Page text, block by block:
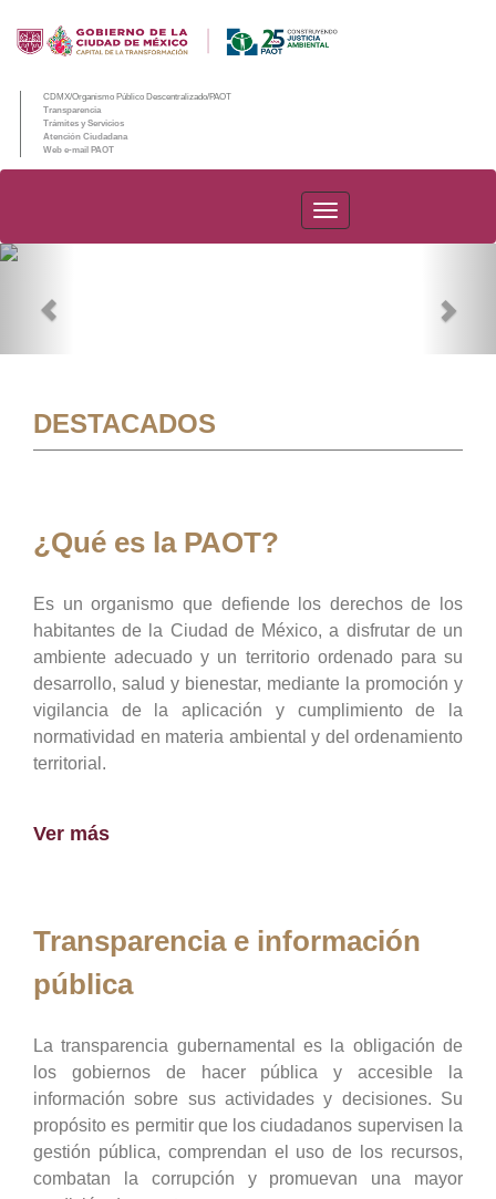
CDMX/Organismo Público Descentralizado/PAOT
Transparencia
Trámites y Servicios
Atención Ciudadana
Web e-mail PAOT
PAOT
DESTACADOS
¿Qué es la PAOT?
Es un organismo que defiende los derechos de los
habitantes de la Ciudad de México, a disfrutar de un
ambiente adecuado y un territorio ordenado para su
desarrollo, salud y bienestar, mediante la promoción y
vigilancia de la aplicación y cumplimiento de la
normatividad en materia ambiental y del ordenamiento
territorial.
Ver más
Transparencia e información
pública
La transparencia gubernamental es la obligación de
los gobiernos de hacer pública y accesible la
información sobre sus actividades y decisiones. Su
propósito es permitir que los ciudadanos supervisen la
gestión pública, comprendan el uso de los recursos,
combatan la corrupción y promuevan una mayor